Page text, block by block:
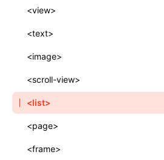
类: PureComponent<P, S, SS>
函数: cloneElement()
函数: createContext()
函数: createElement()
函数: createPortal()
函数: createRef()
函数: forwardRef()
defineCatalog()
defineFunction()
assetPrefix
client
liveReload
progressBar
writeToDisk
output
assetPrefix
copy
cssModules
distPath
performance
buildDependencies
cacheDigest
chunkSplit
override
printFileSize
removeConsole
resolve
alias
aliasStrategy
extensions
server
base
cors
source
assetsInclude
tools
componentsPkg
customCSSInheritanceList
defaultDisplayLinear
defineDCE
CustomizedSchemaFn
pluginQRCode
@lynx-js/external-bundle-rsbuild-
ExternalsPresetDefinition
ExternalsPresetDefinitions
defaultExternalBundleLibConfig
defineExternalBundleRslibConfig
<view>
<text>
<image>
<scroll-view>
<list>
<page>
<frame>